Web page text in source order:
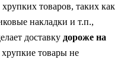
товаров, таких как
накладки и т.п.,
доставку дороже на
товары не